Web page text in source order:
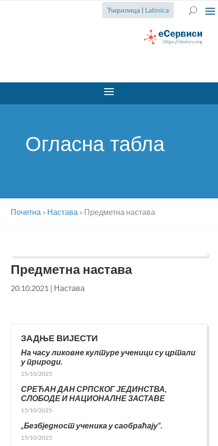
Ћирилица | Latinica
Огласна табла
Почетна » Настава » Предметна настава
Предметна настава
20.10.2021 | Настава
ЗАДЊЕ ВИЈЕСТИ
На часу ликовне културе ученици су цртали
у природи.
15/10/2025
СРЕЋАН ДАН СРПСКОГ ЈЕДИНСТВА,
СЛОБОДЕ И НАЦИОНАЛНЕ ЗАСТАВЕ
15/10/2025
„Безбједност ученика у саобраћају“.
15/10/2025